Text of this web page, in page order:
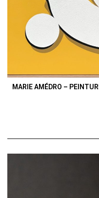
MARIE AMÉDRO –